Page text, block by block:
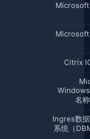
Microsoft
Microsoft
Citrix
名
Ingres数
系统（